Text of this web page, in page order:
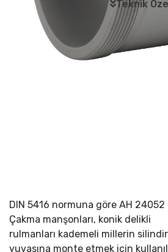
Teknik
DIN 5416 normuna göre AH 24052
Çakma manşonları, konik delikli
rulmanları kademeli millerin
yuvasına monte etmek için